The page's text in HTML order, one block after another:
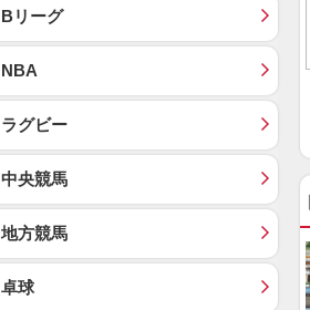
Bリーグ
NBA
ラグビー
中央競馬
地方競馬
卓球